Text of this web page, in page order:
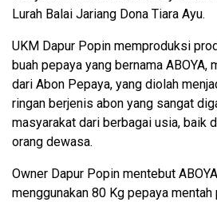
Lurah Balai Jariang Dona Tiara Ayu.
UKM Dapur Popin memproduksi
buah pepaya yang bernama ABOYA,
dari Abon Pepaya, yang diolah
ringan berjenis abon yang sangat
masyarakat dari berbagai usia, baik
orang dewasa.
Owner Dapur Popin mentebut
menggunakan 80 Kg pepaya